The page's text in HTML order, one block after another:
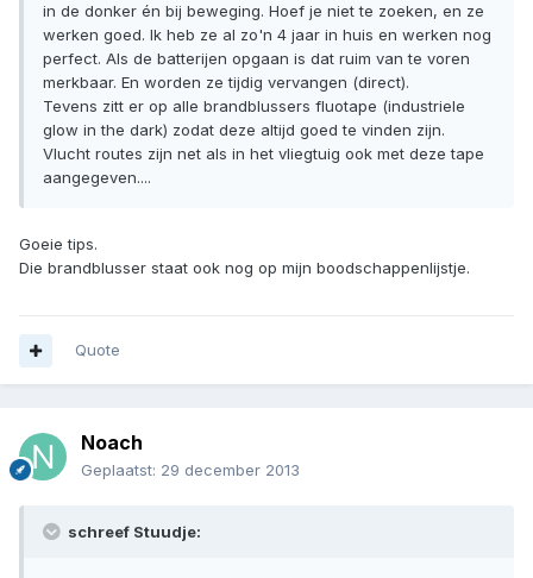
in de donker én bij beweging. Hoef je niet te zoeken, en ze
werken goed. Ik heb ze al zo'n 4 jaar in huis en werken nog
perfect. Als de batterijen opgaan is dat ruim van te voren
merkbaar. En worden ze tijdig vervangen (direct).
Tevens zitt er op alle brandblussers fluotape (industriele
glow in the dark) zodat deze altijd goed te vinden zijn.
Vlucht routes zijn net als in het vliegtuig ook met deze tape
aangegeven....
Goeie tips.
Die brandblusser staat ook nog op mijn boodschappenlijstje.
Quote
Noach
Geplaatst: 29 december 2013
schreef Stuudje: